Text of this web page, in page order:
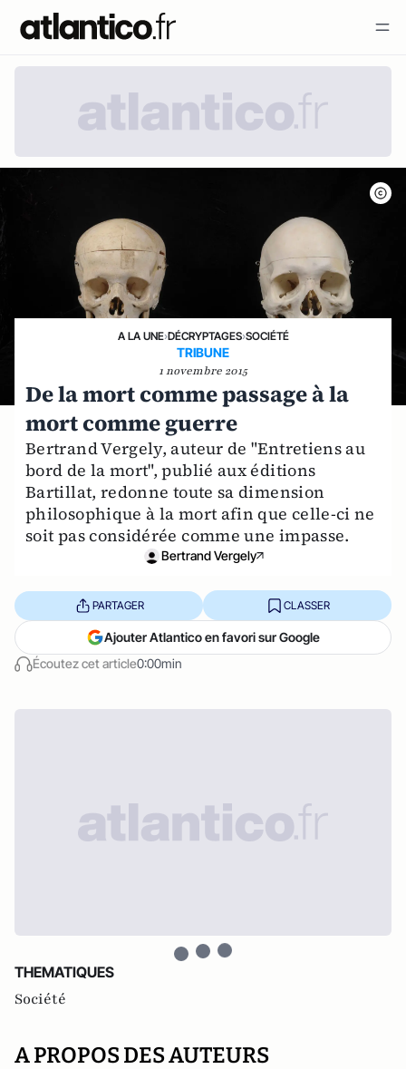
A LA UNE›DÉCRYPTAGES›SOCIÉTÉ
TRIBUNE
1 novembre 2015
De la mort comme passage à la
mort comme guerre
Bertrand Vergely, auteur de "Entretiens au
bord de la mort", publié aux éditions
Bartillat, redonne toute sa dimension
philosophique à la mort afin que celle-ci ne
soit pas considérée comme une impasse.
Bertrand Vergely
Écoutez cet article0:00min
PARTAGER CLASSER
Ajouter Atlantico en favori sur Google
THEMATIQUES
Société
A PROPOS DES AUTEURS